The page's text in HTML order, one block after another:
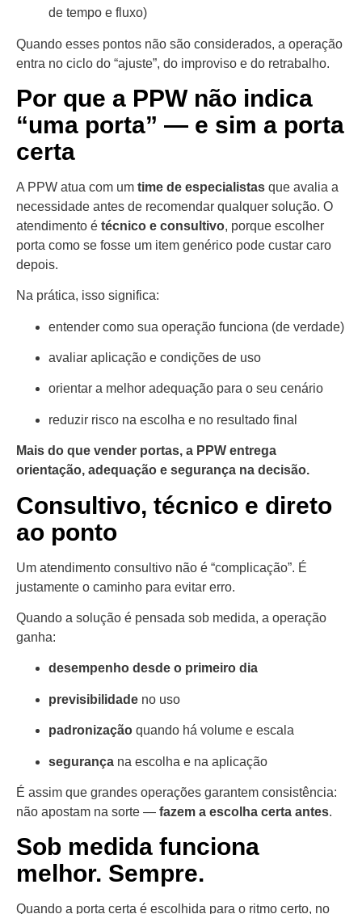
de tempo e fluxo)
Quando esses pontos não são considerados, a operação
entra no ciclo do “ajuste”, do improviso e do retrabalho.
Por que a PPW não indica
“uma porta” — e sim a porta
certa
A PPW atua com um time de especialistas que avalia a
necessidade antes de recomendar qualquer solução. O
atendimento é técnico e consultivo, porque escolher
porta como se fosse um item genérico pode custar caro
depois.
Na prática, isso significa:
entender como sua operação funciona (de verdade)
avaliar aplicação e condições de uso
orientar a melhor adequação para o seu cenário
reduzir risco na escolha e no resultado final
Mais do que vender portas, a PPW entrega
orientação, adequação e segurança na decisão.
Consultivo, técnico e direto
ao ponto
Um atendimento consultivo não é “complicação”. É
justamente o caminho para evitar erro.
Quando a solução é pensada sob medida, a operação
ganha:
desempenho desde o primeiro dia
previsibilidade no uso
padronização quando há volume e escala
segurança na escolha e na aplicação
É assim que grandes operações garantem consistência:
não apostam na sorte — fazem a escolha certa antes.
Sob medida funciona
melhor. Sempre.
Quando a porta certa é escolhida para o ritmo certo, no